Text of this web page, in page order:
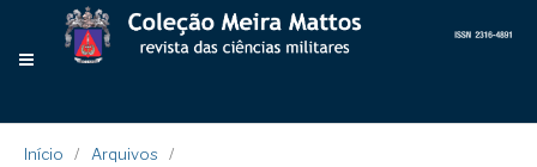
Início / Arquivos
/